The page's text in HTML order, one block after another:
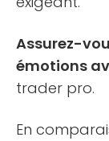
Assurez-
émotions
trader pro.
En